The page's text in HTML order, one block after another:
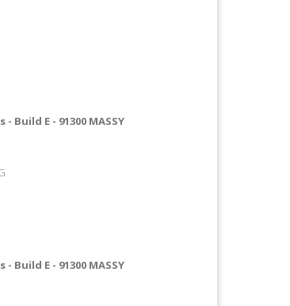
Build E - 91300 MASSY
Build E - 91300 MASSY